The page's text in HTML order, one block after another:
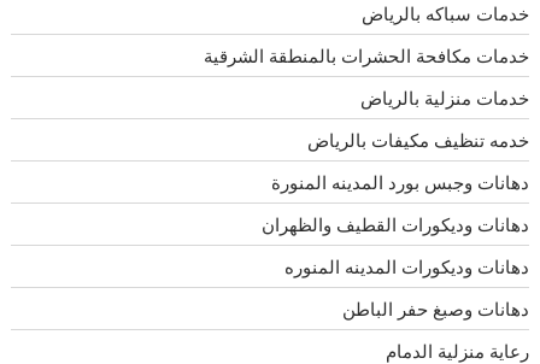
خدمات سباكه بالرياض
خدمات مكافحة الحشرات بالمنطقة الشرقية
خدمات منزلية بالرياض
خدمه تنظيف مكيفات بالرياض
دهانات وجبس بورد المدينه المنورة
دهانات وديكورات القطيف والظهران
دهانات وديكورات المدينه المنوره
دهانات وصبغ حفر الباطن
رعاية منزلية الدمام